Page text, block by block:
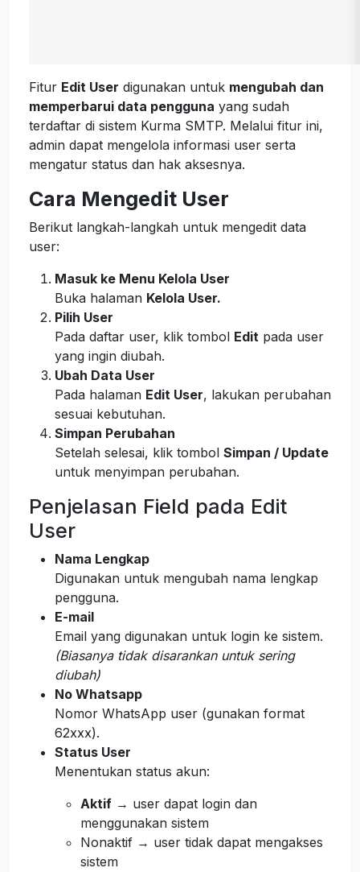
Fitur Edit User digunakan untuk mengubah dan
memperbarui data pengguna yang sudah
terdaftar di sistem Kurma SMTP. Melalui fitur ini,
admin dapat mengelola informasi user serta
mengatur status dan hak aksesnya.
Cara Mengedit User
Berikut langkah-langkah untuk mengedit data
user:
Masuk ke Menu Kelola User
Buka halaman Kelola User.
Pilih User
Pada daftar user, klik tombol Edit pada user
yang ingin diubah.
Ubah Data User
Pada halaman Edit User, lakukan perubahan
sesuai kebutuhan.
Simpan Perubahan
Setelah selesai, klik tombol Simpan / Update
untuk menyimpan perubahan.
Penjelasan Field pada Edit
User
Nama Lengkap
Digunakan untuk mengubah nama lengkap
pengguna.
E-mail
Email yang digunakan untuk login ke sistem.
(Biasanya tidak disarankan untuk sering
diubah)
No Whatsapp
Nomor WhatsApp user (gunakan format
62xxx).
Status User
Menentukan status akun:
Aktif → user dapat login dan
menggunakan sistem
Nonaktif → user tidak dapat mengakses
sistem